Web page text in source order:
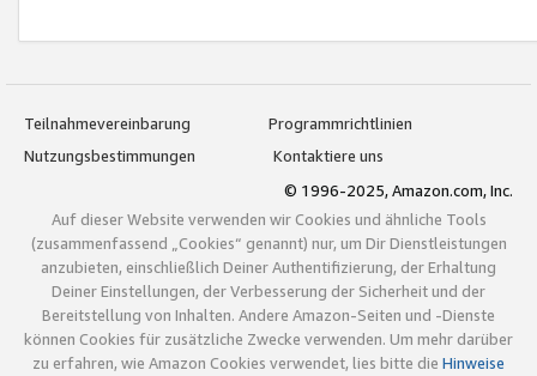
Teilnahmevereinbarung
Programmrichtlinien
Nutzungsbestimmungen
Kontaktiere uns
© 1996-2025, Amazon.com, Inc.
Auf dieser Website verwenden wir Cookies und ähnliche Tools
(zusammenfassend „Cookies“ genannt) nur, um Dir Dienstleistungen
anzubieten, einschließlich Deiner Authentifizierung, der Erhaltung
Deiner Einstellungen, der Verbesserung der Sicherheit und der
Bereitstellung von Inhalten. Andere Amazon-Seiten und -Dienste
können Cookies für zusätzliche Zwecke verwenden. Um mehr darüber
zu erfahren, wie Amazon Cookies verwendet, lies bitte die Hinweise